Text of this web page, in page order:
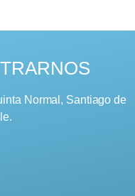
Normal, Santiago de